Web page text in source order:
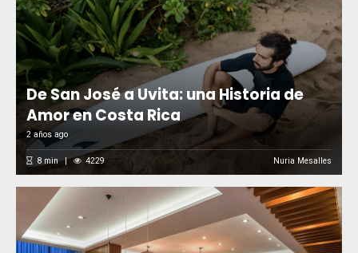
De San José a Uvita: una Historia de
Amor en Costa Rica
2 años ago
8min 4229 Nuria Mesalles